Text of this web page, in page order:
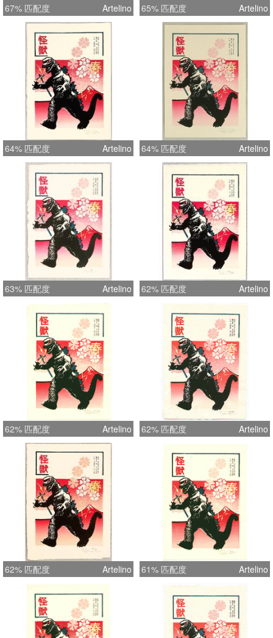
67% 匹配度 Artelino 65% 匹配度 Artelino
64% 匹配度 Artelino 64% 匹配度 Artelino
63% 匹配度 Artelino 62% 匹配度 Artelino
62% 匹配度 Artelino 62% 匹配度 Artelino
62% 匹配度 Artelino 61% 匹配度 Artelino